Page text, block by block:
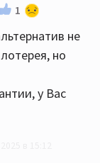
1
не
но
у Вас